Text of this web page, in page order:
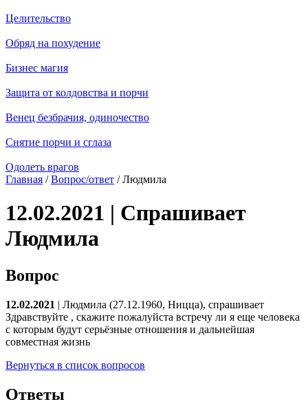
Целительство
Обряд на похудение
Бизнес магия
Защита от колдовства и порчи
Венец безбрачия, одиночество
Снятие порчи и сглаза
Одолеть врагов
Главная /Вопрос/ответ / Людмила
12.02.2021 | Спрашивает
Людмила
Вопрос
12.02.2021 | Людмила (27.12.1960, Ницца), спрашивает
Здравствуйте , скажите пожалуйста встречу ли я еще человека
с которым будут серьёзные отношения и дальнейшая
совместная жизнь
Вернуться в список вопросов
Ответы